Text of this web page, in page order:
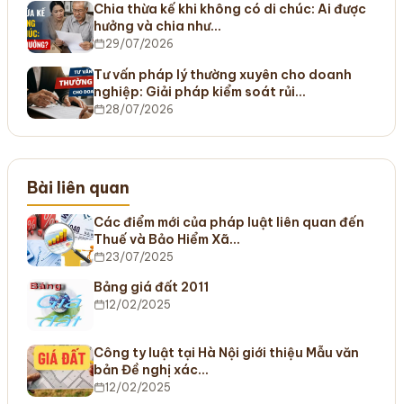
Chia thừa kế khi không có di chúc: Ai được
hưởng và chia như…
29/07/2026
Tư vấn pháp lý thường xuyên cho doanh
nghiệp: Giải pháp kiểm soát rủi…
28/07/2026
Bài liên quan
Các điểm mới của pháp luật liên quan đến
Thuế và Bảo Hiểm Xã…
23/07/2025
Bảng giá đất 2011
12/02/2025
Công ty luật tại Hà Nội giới thiệu Mẫu văn
bản Đề nghị xác…
12/02/2025